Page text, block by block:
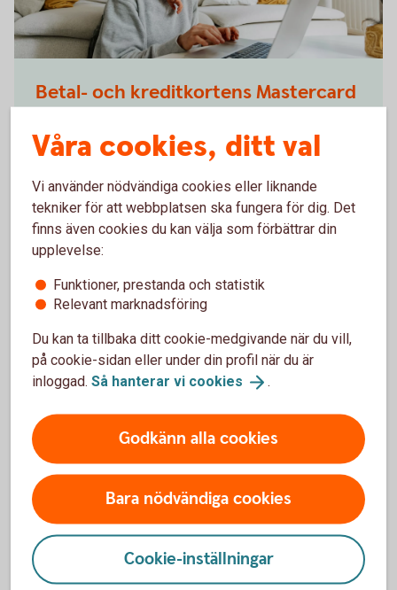
Betal- och kreditkortens Mastercard
När du betalar resan med ditt kreditkort så ingår
kortförsäkring. Få extra trygghet när du är ute och
reser.
Betal- och kreditkortens Mastercard
reseförsäkring
1153620594
När du handlar med ditt kort
Våra cookies, ditt val
Vi använder nödvändiga cookies eller liknande
tekniker för att webbplatsen ska fungera för dig. Det
finns även cookies du kan välja som förbättrar din
upplevelse:
Funktioner, prestanda och statistik
Relevant marknadsföring
Du kan ta tillbaka ditt cookie-medgivande när du vill,
på cookie-sidan eller under din profil när du är
inloggad. Så hanterar vi cookies .
Godkänn alla cookies
Bara nödvändiga cookies
Cookie-inställningar